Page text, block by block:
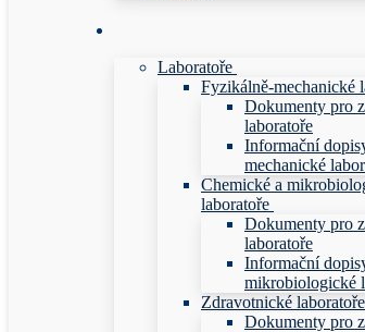
Laboratoře
Fyzikálně-mechanické
Dokumenty pro
laboratoře
Informační
mechanické
Chemické a
laboratoře
Dokumenty pro
laboratoře
Informační
mikrobiologické
Zdravotnické laboratoře
Dokumenty pro